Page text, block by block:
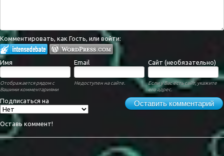
Комментировать, как Гость, или войти:
Имя Email Сайт (необязательно)
Отображается рядом с
Вашими комментариями
Недоступен на сайте.
Если у Вас есть сайт, укажите
его адрес.
Оставить комментарий
Подписаться на
Оставь коммент!